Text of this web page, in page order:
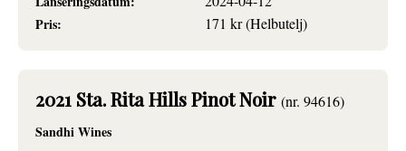
Pris:
171 kr (Helbutelj)
2021 Sta. Rita Hills Pinot Noir (nr. 94616)
Sandhi Wines